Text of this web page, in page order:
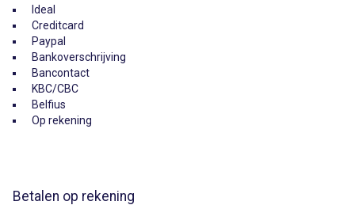
Ideal
Creditcard
Paypal
Bankoverschrijving
Bancontact
KBC/CBC
Belfius
Op rekening
Betalen op rekening